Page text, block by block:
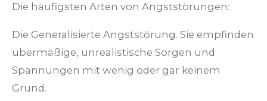
Die häufigsten Arten von Angststörungen:
Die Generalisierte Angststörung. Sie empfinden
übermäßige, unrealistische Sorgen und
Spannungen mit wenig oder gar keinem
Grund.